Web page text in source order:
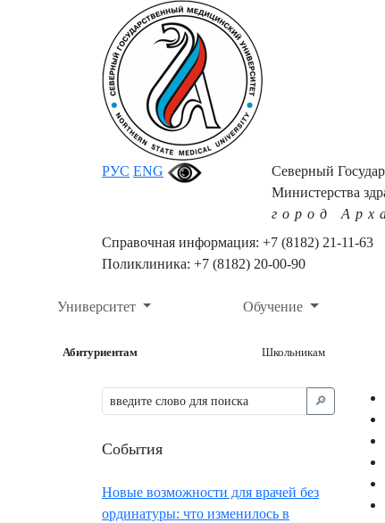
РУС ENG
Северный
Министерства
город
Справочная информация: +7 (8182) 21-11-63
Поликлиника: +7 (8182) 20-00-90
Университет Обучение
Абитуриентам Школьникам
🔎︎
События
Новые возможности для врачей без
ординатуры: что изменилось в